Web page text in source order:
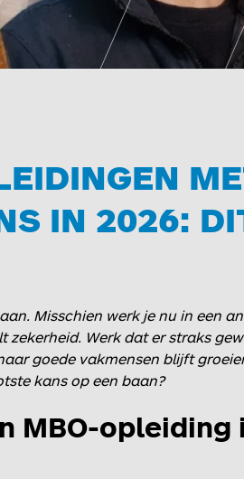
IN 2026:
Misschien werk je nu in een
zekerheid. Werk dat er straks
goede vakmensen blijft
kans op een baan?
MBO-opleiding